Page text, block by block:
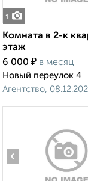
1
Комната в 2-к
этаж
6 000 ₽ в месяц
Новый переулок 4
Агентство,
‹